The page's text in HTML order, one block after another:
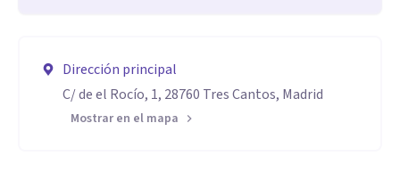
Dirección principal
C/ de el Rocío, 1, 28760 Tres Cantos, Madrid
Mostrar en el mapa